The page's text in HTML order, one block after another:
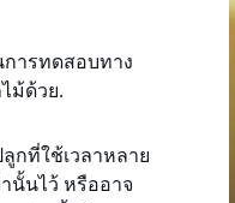
ารทดสอบทาง
ม้ด้วย.
กที่ใช้เวลาหลาย
นั้นไว้ หรืออาจ